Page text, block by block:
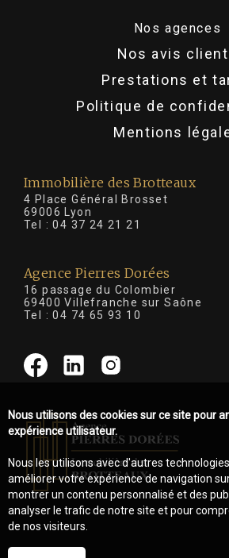
Nos agences
Nos avis
Prestations et
Politique de
Mentions
Immobilière des Brotteaux
4 Place Général Brosset
69006 Lyon
Tel :04 37 24 21 21
Agence Pierres Dorées
16 passage du Colombier
69400 Villefranche sur Saône
Tel :04 74 65 93 10
Nous utilisons des cookies sur ce site pour
expérience utilisateur.
Nous les utilisons avec d'autres
améliorer votre expérience de navigation
montrer un contenu personnalisé et des
analyser le trafic de notre site et pour
de nos visiteurs.